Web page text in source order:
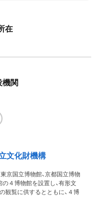
在
機関
文化財機構
京国立博物館、京都国立博物
の４博物館を設置し、有形文
観覧に供するとともに、４博